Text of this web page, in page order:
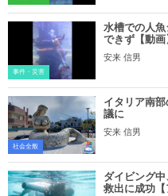
事件・災害
水槽での人
できず【動画
安来 信男
社会全般
イタリア南
議に
安来 信男
ダイビング中
救出に成功【